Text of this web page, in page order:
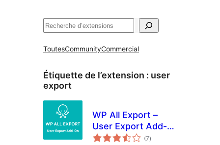
Rechercher
ToutesCommunityCommercial
Étiquette de l’extension : user
export
WP All Export –
User Export Add-
On
(7notes
en
)